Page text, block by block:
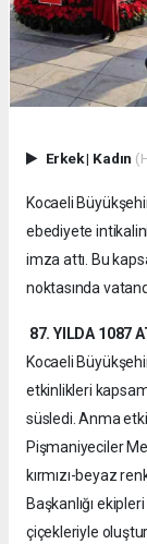
Erkek| Kadın
Kocaeli
ebediyete
imza attı. Bu
noktasında
87. YILDA 1087
Kocaeli
etkinlikleri
süsledi. Anma
Pişmaniyeciler
kırmızı-beyaz
Başkanlığı
çiçekleriyle